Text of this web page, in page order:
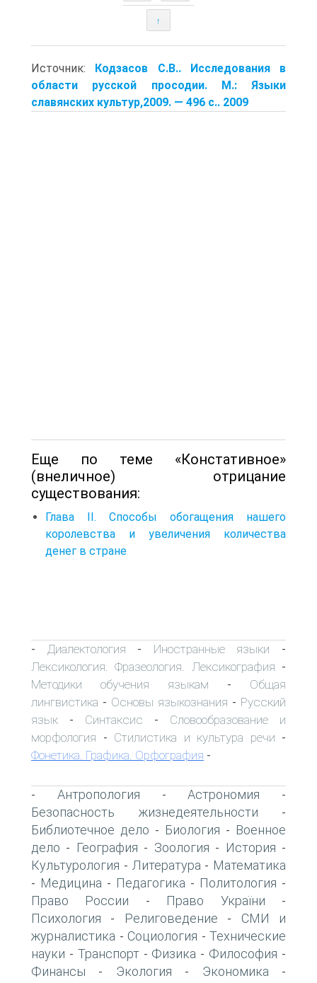
↑
Источник: Кодзасов С.В.. Исследования в
области русской просодии. М.: Языки
славянских культур,2009. — 496 с.. 2009
Еще по теме «Констативное»
(внеличное) отрицание
существования:
Глава II. Способы обогащения нашего
королевства и увеличения количества
денег в стране
- Диалектология - Иностранные языки -
Лексикология. Фразеология. Лексикография -
Методики обучения языкам - Общая
лингвистика - Основы языкознания - Русский
язык - Синтаксис - Словообразование и
морфология - Стилистика и культура речи -
Фонетика. Графика. Орфография -
- Антропология -Астрономия -
Безопасность жизнедеятельности -
Библиотечное дело - Биология - Военное
дело - География - Зоология - История -
Культурология - Литература - Математика
- Медицина - Педагогика - Политология -
Право России - Право України -
Психология - Религоведение - СМИ и
журналистика - Социология - Технические
науки - Транспорт- Физика - Философия -
Финансы - Экология - Экономика -